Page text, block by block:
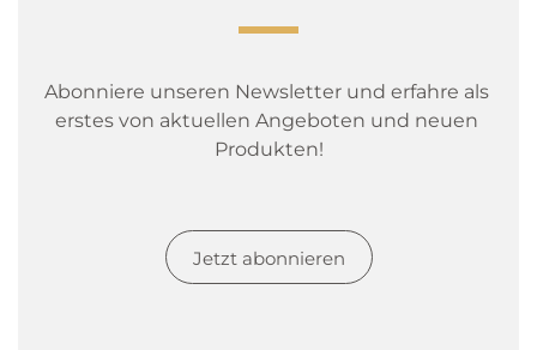
Abonniere unseren Newsletter und erfahre als
erstes von aktuellen Angeboten und neuen
Produkten!
Jetzt abonnieren